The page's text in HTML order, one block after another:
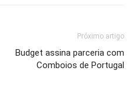
Próximo artigo
Budget assina parceria com
Comboios de Portugal